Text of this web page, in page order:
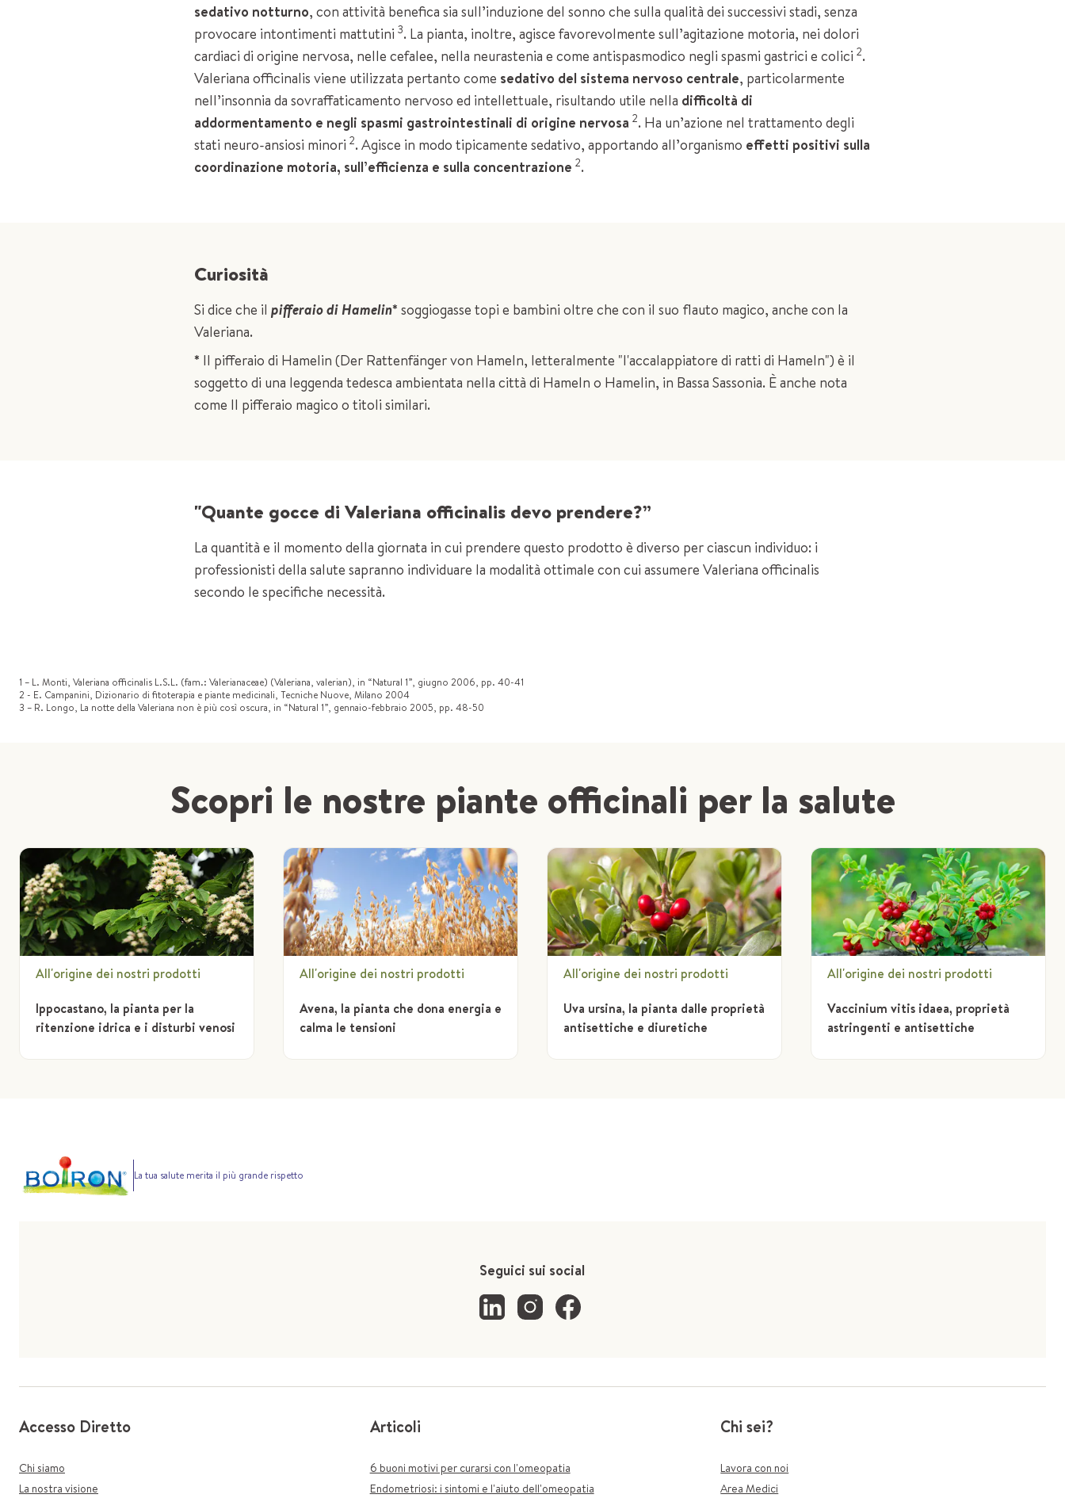
sedativo notturno, con attività benefica sia sull’induzione del sonno che sulla qualità dei successivi stadi, senza
provocare intontimenti mattutini3. La pianta, inoltre, agisce favorevolmente sull’agitazione motoria, nei dolori
cardiaci di origine nervosa, nelle cefalee, nella neurastenia e come antispasmodico negli spasmi gastrici e colici2.
Valeriana officinalis viene utilizzata pertanto come sedativo del sistema nervoso centrale, particolarmente
nell’insonnia da sovraffaticamento nervoso ed intellettuale, risultando utile nella difficoltà di
addormentamento e negli spasmi gastrointestinali di origine nervosa2. Ha un’azione nel trattamento degli
stati neuro-ansiosi minori2. Agisce in modo tipicamente sedativo, apportando all’organismo effetti positivi sulla
coordinazione motoria, sull’efficienza e sulla concentrazione 2.
Curiosità
Si dice che ilpifferaio di Hamelin* soggiogasse topi e bambini oltre che con il suo flauto magico, anche con la
Valeriana.
* Il pifferaio di Hamelin (Der Rattenfänger von Hameln, letteralmente "l'accalappiatore di ratti di Hameln") è il
soggetto di una leggenda tedesca ambientata nella città di Hameln o Hamelin, in Bassa Sassonia. È anche nota
come Il pifferaio magico o titoli similari.
"Quante gocce di Valeriana officinalis devo prendere?”
La quantità e il momento della giornata in cui prendere questo prodotto è diverso per ciascun individuo: i
professionisti della salute sapranno individuare la modalità ottimale con cui assumere Valeriana officinalis
secondo le specifiche necessità.
1 – L. Monti, Valeriana officinalis L.S.L. (fam.: Valerianaceae) (Valeriana, valerian), in “Natural 1”, giugno 2006, pp. 40-41
2 - E. Campanini, Dizionario di fitoterapia e piante medicinali, Tecniche Nuove, Milano 2004
3 – R. Longo, La notte della Valeriana non è più così oscura, in “Natural 1”, gennaio-febbraio 2005, pp. 48-50
Scopri le nostre piante officinali per la salute
All'origine dei nostri prodotti
Ippocastano, la pianta per la
ritenzione idrica e i disturbi venosi
All'origine dei nostri prodotti
Avena, la pianta che dona energia e
calma le tensioni
All'origine dei nostri prodotti
Uva ursina, la pianta dalle proprietà
antisettiche e diuretiche
All'origine dei nostri prodotti
Vaccinium vitis idaea, proprietà
astringenti e antisettiche
La tua salute merita il più grande rispetto
Seguici sui social
Accesso Diretto
Chi siamo
La nostra visione
Articoli
6 buoni motivi per curarsi con l'omeopatia
Endometriosi: i sintomi e l'aiuto dell'omeopatia
Chi sei?
Lavora con noi
Area Medici